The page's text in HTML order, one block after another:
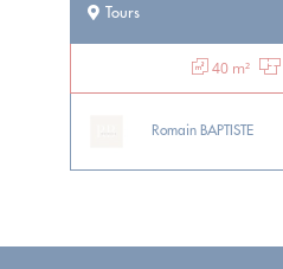
Tours
40 m²
Romain BAPTISTE